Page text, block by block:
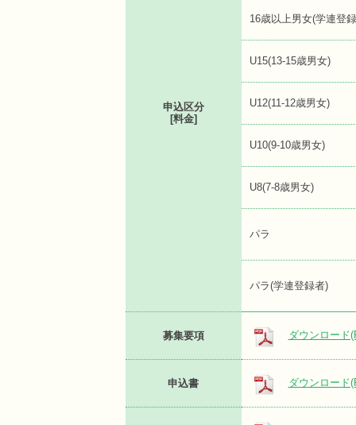
申込区分
[料金]
16歳以上男女(学連登
U15(13-15歳男女)
U12(11-12歳男女)
U10(9-10歳男女)
U8(7-8歳男女)
パラ
パラ(学連登録者)
募集要項 ダウンロード
申込書 ダウンロード